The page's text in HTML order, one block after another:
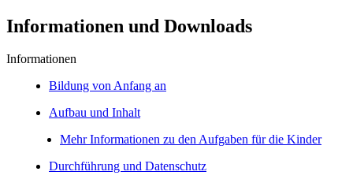
Informationen und Downloads
Informationen
Bildung von Anfang an
Aufbau und Inhalt
Mehr Informationen zu den Aufgaben für die Kinder
Durchführung und Datenschutz